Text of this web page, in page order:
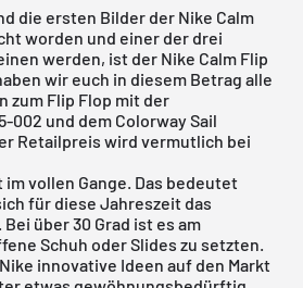
die ersten Bilder der Nike Calm
worden und einer der drei
werden, ist der Nike Calm Flip
wir euch in diesem Betrag alle
zum Flip Flop mit der
002 und dem Colorway Sail
Retailpreis wird vermutlich bei
im vollen Gange. Das bedeutet
für diese Jahreszeit das
über 30 Grad ist es am
Schuh oder Slides zu setzten.
innovative Ideen auf den Markt